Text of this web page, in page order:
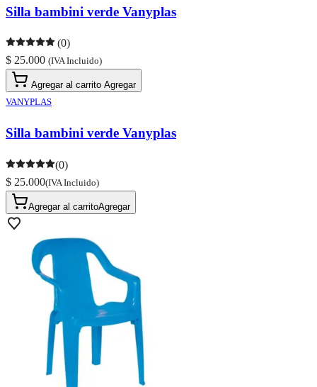
Silla bambini verde Vanyplas
(0)
$ 25.000 (IVA Incluido)
Agregar al carrito Agregar
VANYPLAS
Silla bambini verde Vanyplas
(0)
$ 25.000(IVA Incluido)
Agregar al carritoAgregar